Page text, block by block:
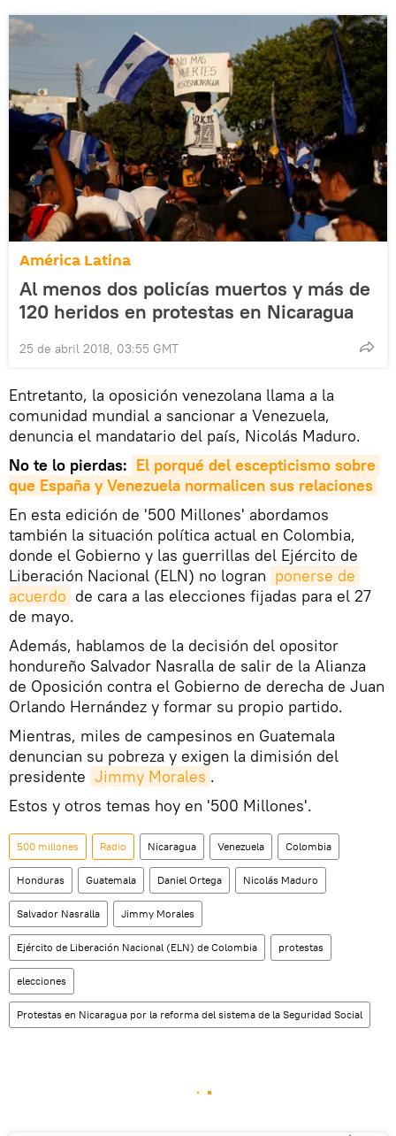
América Latina
Al menos dos policías muertos y más de
120 heridos en protestas en Nicaragua
25 de abril 2018, 03:55 GMT
Entretanto, la oposición venezolana llama a la
comunidad mundial a sancionar a Venezuela,
denuncia el mandatario del país, Nicolás Maduro.
No te lo pierdas: El porqué del escepticismo sobre
que España y Venezuela normalicen sus relaciones
En esta edición de '500 Millones' abordamos
también la situación política actual en Colombia,
donde el Gobierno y las guerrillas del Ejército de
Liberación Nacional (ELN) no logran ponerse de
acuerdo de cara a las elecciones fijadas para el 27
de mayo.
Además, hablamos de la decisión del opositor
hondureño Salvador Nasralla de salir de la Alianza
de Oposición contra el Gobierno de derecha de Juan
Orlando Hernández y formar su propio partido.
Mientras, miles de campesinos en Guatemala
denuncian su pobreza y exigen la dimisión del
presidente Jimmy Morales .
Estos y otros temas hoy en '500 Millones'.
500 millones Radio Nicaragua Venezuela Colombia
Honduras Guatemala Daniel Ortega Nicolás Maduro
Salvador Nasralla Jimmy Morales
Ejército de Liberación Nacional (ELN) de Colombia protestas
elecciones
Protestas en Nicaragua por la reforma del sistema de la Seguridad Social